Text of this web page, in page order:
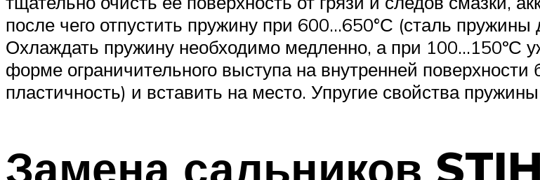
после чего отпустить пружину при 600…650°С (сталь
Охлаждать пружину необходимо медленно, а при 100…150ºС
форме ограничительного выступа на внутренней
пластичность) и вставить на место. Упругие свойства
Замена сальников